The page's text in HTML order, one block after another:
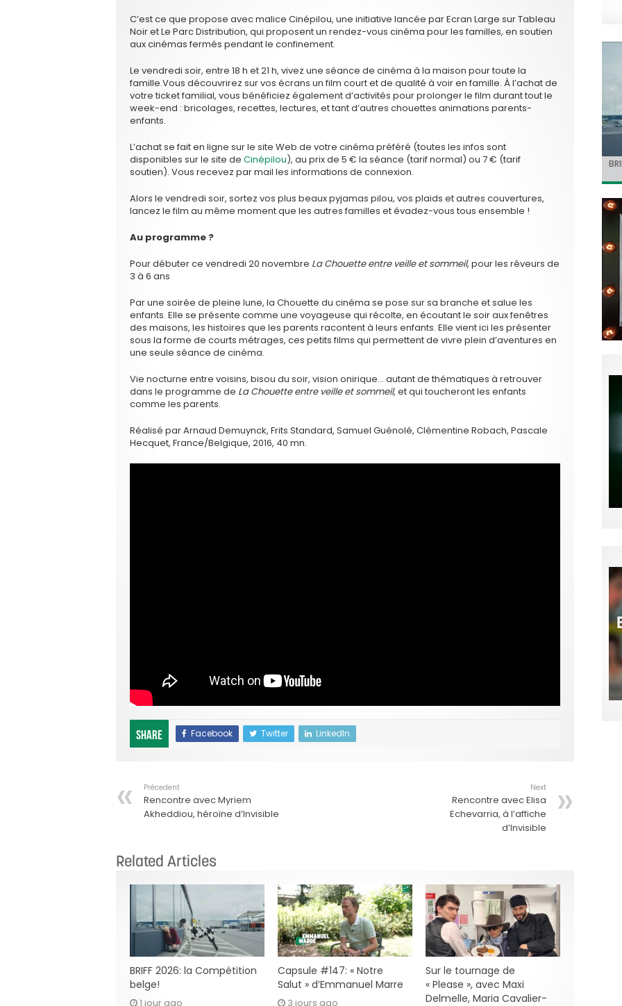
C’est ce que propose avec malice Cinépilou, une initiative lancée par Ecran Large sur Tableau
Noir et Le Parc Distribution, qui proposent un rendez-vous cinéma pour les familles, en soutien
aux cinémas fermés pendant le confinement.
Le vendredi soir, entre 18 h et 21 h, vivez une séance de cinéma à la maison pour toute la
famille.Vous découvrirez sur vos écrans un film court et de qualité à voir en famille. À l’achat de
votre ticket familial, vous bénéficiez également d’activités pour prolonger le film durant tout le
week-end : bricolages, recettes, lectures, et tant d’autres chouettes animations parents-
enfants.
L’achat se fait en ligne sur le site Web de votre cinéma préféré (toutes les infos sont
disponibles sur le site de Cinépilou), au prix de 5 € la séance (tarif normal) ou 7 € (tarif
soutien). Vous recevez par mail les informations de connexion.
Alors le vendredi soir, sortez vos plus beaux pyjamas pilou, vos plaids et autres couvertures,
lancez le film au même moment que les autres familles et évadez-vous tous ensemble !
Au programme ?
Pour débuter ce vendredi 20 novembre La Chouette entre veille et sommeil,pour les rêveurs de
3 à 6 ans
Par une soirée de pleine lune, la Chouette du cinéma se pose sur sa branche et salue les
enfants. Elle se présente comme une voyageuse qui récolte, en écoutant le soir aux fenêtres
des maisons, les histoires que les parents racontent à leurs enfants. Elle vient ici les présenter
sous la forme de courts métrages, ces petits films qui permettent de vivre plein d’aventures en
une seule séance de cinéma.
Vie nocturne entre voisins, bisou du soir, vision onirique… autant de thématiques à retrouver
dans le programme de La Chouette entre veille et sommeil, et qui toucheront les enfants
comme les parents.
Réalisé par Arnaud Demuynck, Frits Standard, Samuel Guénolé, Clémentine Robach, Pascale
Hecquet, France/Belgique, 2016, 40 mn.
Share Facebook Twitter LinkedIn
Précedent
Rencontre avec Myriem
Akheddiou, héroïne d’Invisible
Next
Rencontre avec Elisa
Echevarria, à l’affiche
d’Invisible
Related Articles
BRIFF 2026: la Compétition
belge!
1 jour ago
Capsule #147: « Notre
Salut » d’Emmanuel Marre
3 jours ago
Sur le tournage de
« Please », avec Maxi
Delmelle, Maria Cavalier-
du
«
«